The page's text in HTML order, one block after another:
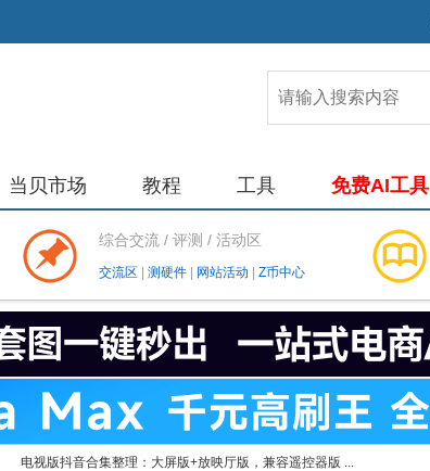
当贝市场 教程 工具 免费AI工具
综合交流 / 评测 / 活动区
交流区 测硬件 网站活动 Z币中心
电视版抖音合集整理：大屏版+放映厅版，兼容遥控器版 ...